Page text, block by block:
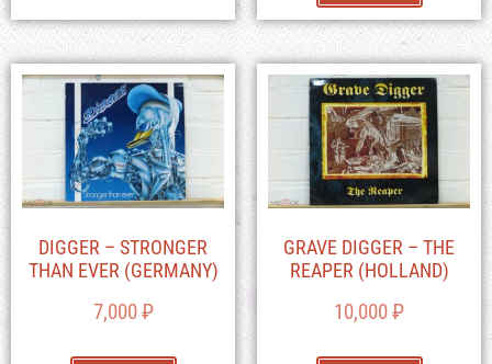
DIGGER – STRONGER
THAN EVER (GERMANY)
7,000₽
GRAVE DIGGER – THE
REAPER (HOLLAND)
10,000₽